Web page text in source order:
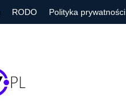
RODO Polityka prywatności